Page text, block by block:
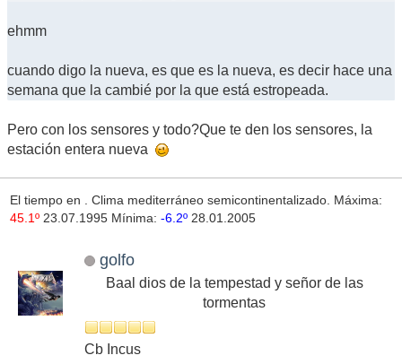
ehmm
cuando digo la nueva, es que es la nueva, es decir hace una
semana que la cambié por la que está estropeada.
Pero con los sensores y todo?Que te den los sensores, la
estación entera nueva
El tiempo en
. Clima mediterráneo semicontinentalizado. Máxima:
45.1º23.07.1995 Mínima: -6.2º28.01.2005
golfo
Baal dios de la tempestad y señor de las
tormentas
Cb Incus